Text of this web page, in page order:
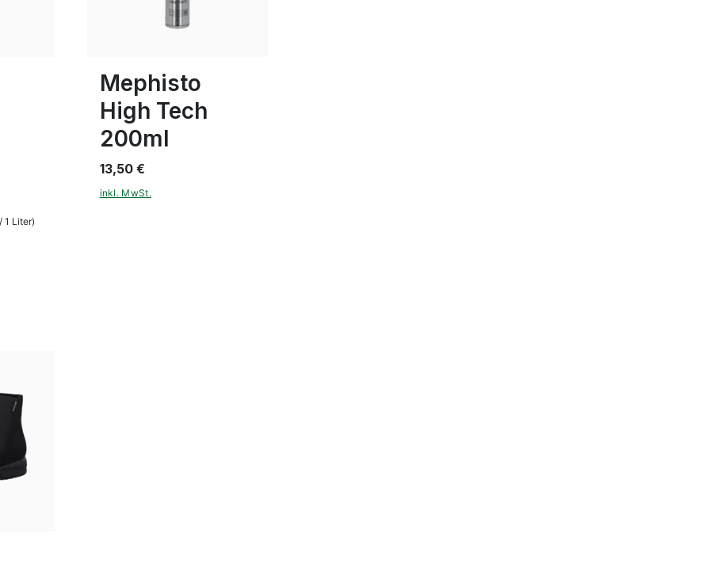
1 Liter)
Mephisto
High Tech
200ml
13,50 €
inkl. MwSt.